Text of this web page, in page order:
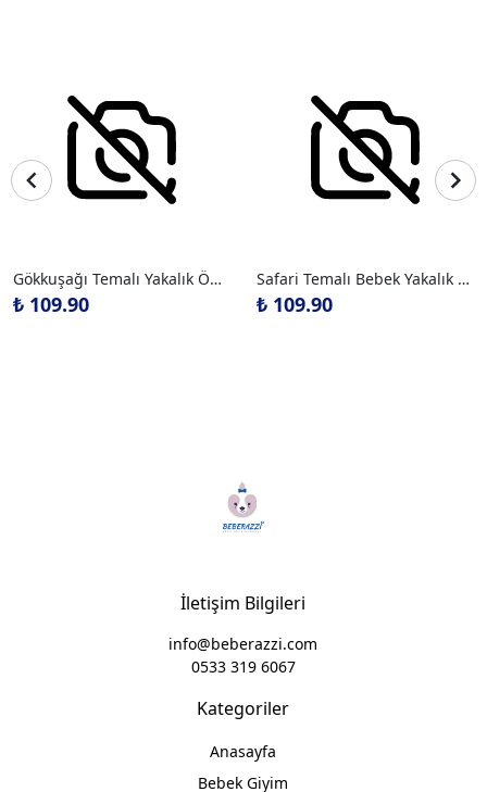
Gökkuşağı Temalı Yakalık Önlük
₺ 109.90
Safari Temalı Bebek Yakalık Önlük
₺ 109.90
Kategoriler
Anasayfa
Bebek Giyim
İletişim Bilgileri
info@beberazzi.com
0533 319 6067